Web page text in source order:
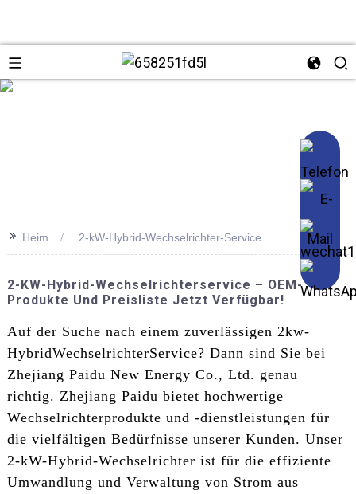
>> Heim 2-kW-Hybrid-Wechselrichter-Service
2-KW-Hybrid-Wechselrichterservice – OEM-
Produkte Und Preisliste Jetzt Verfügbar!
Auf der Suche nach einem zuverlässigen 2kw-
HybridWechselrichterService? Dann sind Sie bei
Zhejiang Paidu New Energy Co., Ltd. genau
richtig. Zhejiang Paidu bietet hochwertige
Wechselrichterprodukte und -dienstleistungen für
die vielfältigen Bedürfnisse unserer Kunden. Unser
2-kW-Hybrid-Wechselrichter ist für die effiziente
Umwandlung und Verwaltung von Strom aus